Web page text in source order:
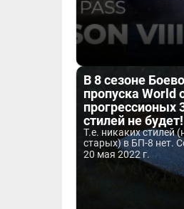
В 8 сезоне
пропуска World
прогрессионых
стилей не будет!
Т.е. никаких стилей
старых) в БП-8 нет.
20 мая 2022 г.